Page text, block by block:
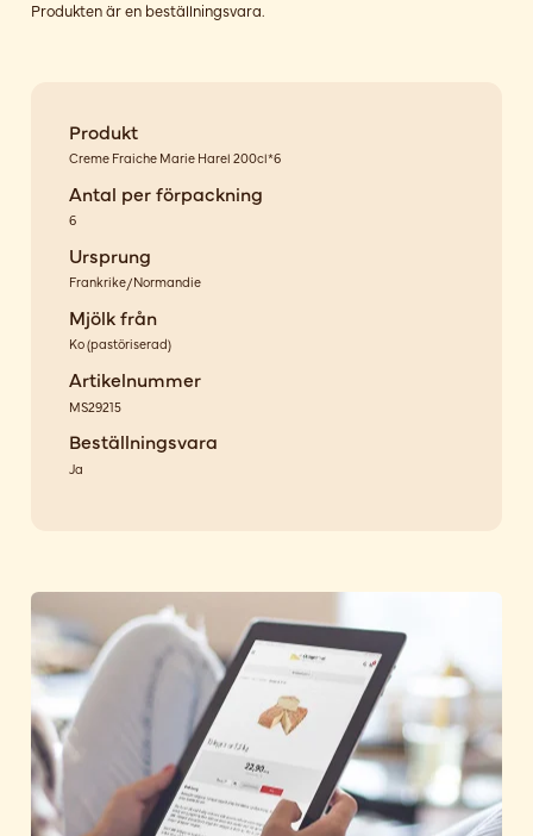
Produkten är en beställningsvara.
Produkt
Creme Fraiche Marie Harel 200cl*6
Antal per förpackning
6
Ursprung
Frankrike/Normandie
Mjölk från
Ko(pastöriserad)
Artikelnummer
MS29215
Beställningsvara
Ja